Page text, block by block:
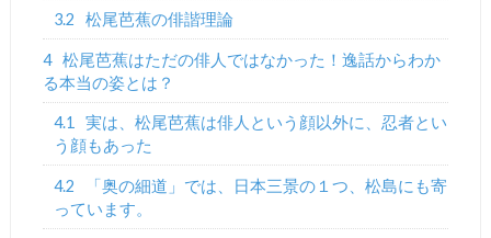
3.2 松尾芭蕉の俳諧理論
4 松尾芭蕉はただの俳人ではなかった！逸話からわか
る本当の姿とは？
4.1
実は、松尾芭蕉は俳人という顔以外に、忍者とい
う顔もあった
4.2
「奥の細道」では、日本三景の１つ、松島にも寄
っています。